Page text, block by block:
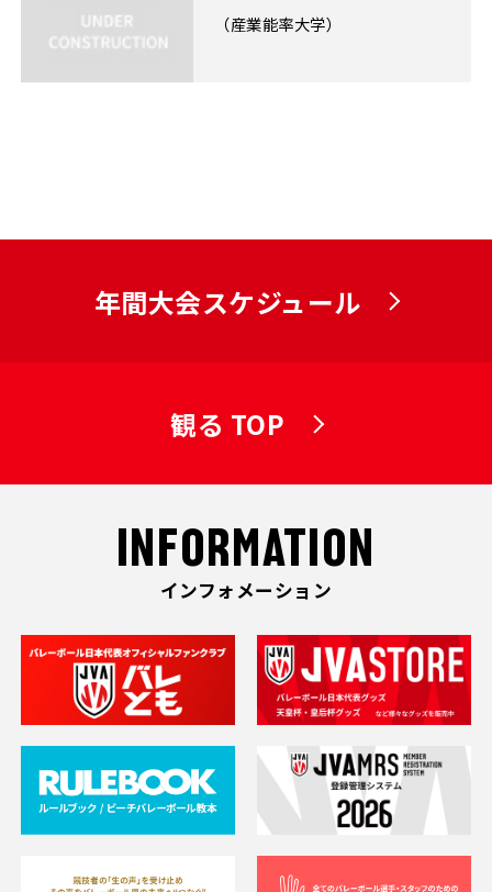
（産業能率大学）
年間大会スケジュール
観る TOP
INFORMATION
インフォメーション